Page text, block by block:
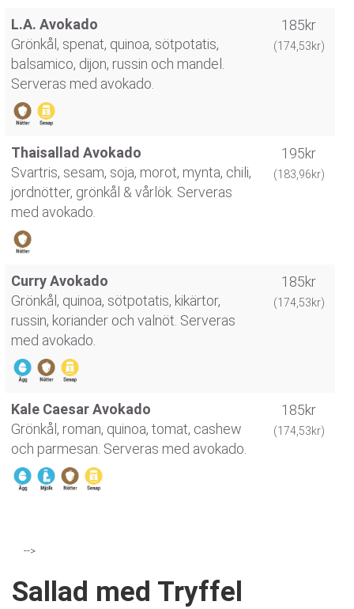
L.A. Avokado
Grönkål, spenat, quinoa, sötpotatis,
balsamico, dijon, russin och mandel.
Serveras med avokado.
185kr
(174,53kr)
Thaisallad Avokado
Svartris, sesam, soja, morot, mynta, chili,
jordnötter, grönkål & vårlök. Serveras
med avokado.
195kr
(183,96kr)
Curry Avokado
Grönkål, quinoa, sötpotatis, kikärtor,
russin, koriander och valnöt. Serveras
med avokado.
185kr
(174,53kr)
Kale Caesar Avokado
Grönkål, roman, quinoa, tomat, cashew
och parmesan. Serveras med avokado.
185kr
(174,53kr)
-->
Sallad med Tryffel